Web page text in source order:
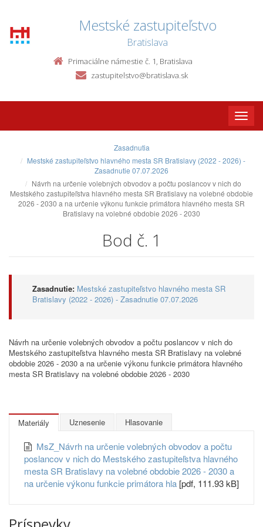
Mestské zastupiteľstvo
Bratislava
Primaciálne námestie č. 1, Bratislava
zastupitelstvo@bratislava.sk
Toggle
Zasadnutia
Mestské zastupiteľstvo hlavného mesta SR Bratislavy (2022 - 2026) -
Zasadnutie 07.07.2026
Návrh na určenie volebných obvodov a počtu poslancov v nich do
Mestského zastupiteľstva hlavného mesta SR Bratislavy na volebné obdobie
2026 - 2030 a na určenie výkonu funkcie primátora hlavného mesta SR
Bratislavy na volebné obdobie 2026 - 2030
Bod č. 1
Zasadnutie: Mestské zastupiteľstvo hlavného mesta SR
Bratislavy (2022 - 2026) - Zasadnutie 07.07.2026
Návrh na určenie volebných obvodov a počtu poslancov v nich do
Mestského zastupiteľstva hlavného mesta SR Bratislavy na volebné
obdobie 2026 - 2030 a na určenie výkonu funkcie primátora hlavného
mesta SR Bratislavy na volebné obdobie 2026 - 2030
Materiály Uznesenie Hlasovanie
MsZ_Návrh na určenie volebných obvodov a počtu
poslancov v nich do Mestského zastupiteľstva hlavného
mesta SR Bratislavy na volebné obdobie 2026 - 2030 a
na určenie výkonu funkcie primátora hla [pdf, 111.93 kB]